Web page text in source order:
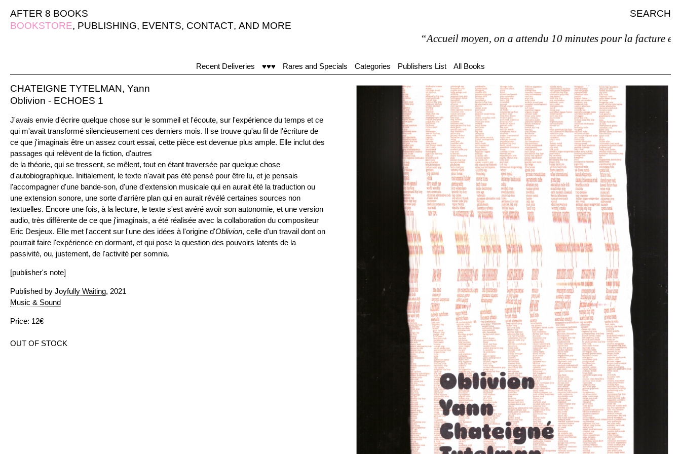
AFTER 8 BOOKS
SEARCH
BOOKSTORE, PUBLISHING, EVENTS, CONTACT, AND MORE
“Accueil moyen, on a attendu 10 minutes pour la facture et pas
Recent Deliveries ♥♥♥ Rares and Specials Categories Publishers List All Books
CHATEIGNE TYTELMAN, Yann
Oblivion - ECHOES 1
J'avais envie d'écrire quelque chose sur le sommeil et l'écoute, sur l'expérience du temps et ce
qui m'avait transformé silencieusement ces derniers mois. Il se trouve qu'au fil de l'écriture de
ce que j'imaginais être un assez court essai, cette pièce est devenue plus ample. Elle inclut des
passages qui relèvent de la fiction, d'autres
de la théorie, qui se tressent, se mêlent, tout en étant traversée par quelque chose
d'autobiographique. Initialement, le texte n'avait pas été pensé pour être lu, et je pensais
l'accompagner d'une bande-son, d'une d'extension musicale qui en aurait été la traduction ou
une extension sonore, une sorte d'arrière plan qui en aurait révélé certaines sources non
textuelles. Encore une fois, à la lecture, le texte s'est avéré avoir son autonomie, et une version
audio, très différente de ce que j'imaginais, a été réalisée avec la collaboration du compositeur
Eric Desjeux. Elle met l'accent sur l'une des idées à l'origine d'Oblivion, celle d'un travail dont on
pourrait faire l'expérience en dormant, et qui pose la question des pouvoirs latents de la
passivité, ou, justement, de l'activité per somnia.
[publisher's note]
Published by Joyfully Waiting, 2021
Music & Sound
Price: 12€
OUT OF STOCK